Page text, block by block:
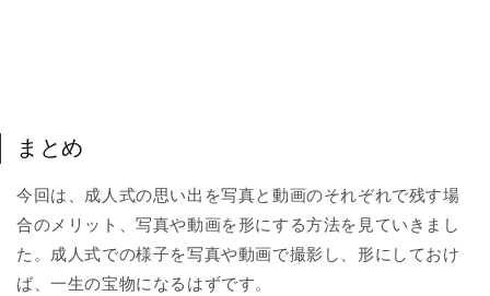
まとめ
今回は、成人式の思い出を写真と動画のそれぞれで残す場
合のメリット、写真や動画を形にする方法を見ていきまし
た。成人式での様子を写真や動画で撮影し、形にしておけ
ば、一生の宝物になるはずです。